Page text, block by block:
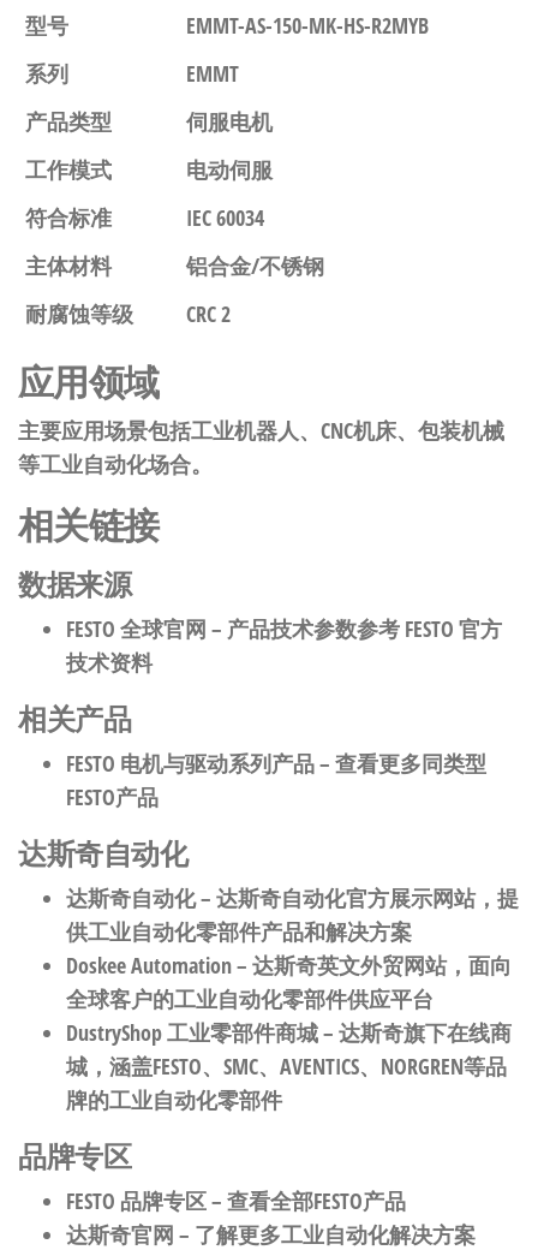
型号
EMMT-AS-150-MK-HS-R2MYB
系列
EMMT
产品类型
伺服电机
工作模式
电动伺服
符合标准
IEC 60034
主体材料
铝合金/不锈钢
耐腐蚀等级
CRC 2
应用领域
主要应用场景包括工业机器人、CNC机床、包装机械
等工业自动化场合。
相关链接
数据来源
FESTO 全球官网 – 产品技术参数参考 FESTO 官方
技术资料
相关产品
FESTO 电机与驱动系列产品– 查看更多同类型
FESTO产品
达斯奇自动化
达斯奇自动化– 达斯奇自动化官方展示网站，提
供工业自动化零部件产品和解决方案
Doskee Automation– 达斯奇英文外贸网站，面向
全球客户的工业自动化零部件供应平台
DustryShop 工业零部件商城– 达斯奇旗下在线商
城，涵盖FESTO、SMC、AVENTICS、NORGREN等品
牌的工业自动化零部件
品牌专区
FESTO 品牌专区– 查看全部FESTO产品
达斯奇官网 – 了解更多工业自动化解决方案